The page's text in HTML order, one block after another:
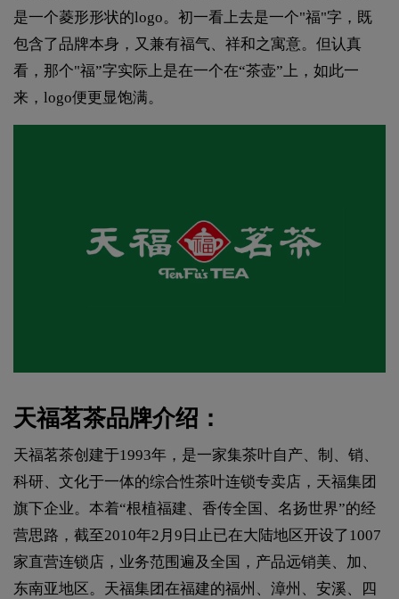
是一个菱形形状的logo。初一看上去是一个"福"字，既
包含了品牌本身，又兼有福气、祥和之寓意。但认真
看，那个"福”字实际上是在一个在“茶壶”上，如此一
来，logo便更显饱满。
天福茗茶品牌介绍：
天福茗茶创建于1993年，是一家集茶叶自产、制、销、
科研、文化于一体的综合性茶叶连锁专卖店，天福集团
旗下企业。本着“根植福建、香传全国、名扬世界”的经
营思路，截至2010年2月9日止已在大陆地区开设了1007
家直营连锁店，业务范围遍及全国，产品远销美、加、
东南亚地区。天福集团在福建的福州、漳州、安溪、四